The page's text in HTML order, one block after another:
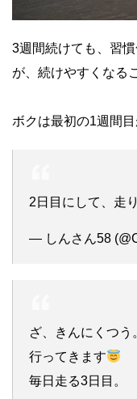
3週間続けても、習
が、続けやすくなる
ボクは最初の1週間目
2日目にして、走
— しんさん58
ざ、きんにくつう
行ってきます
毎日走る3日目。